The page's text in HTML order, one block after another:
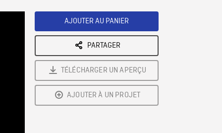
AJOUTER AU PANIER
PARTAGER
TÉLÉCHARGER UN APERÇU
AJOUTER À UN PROJET